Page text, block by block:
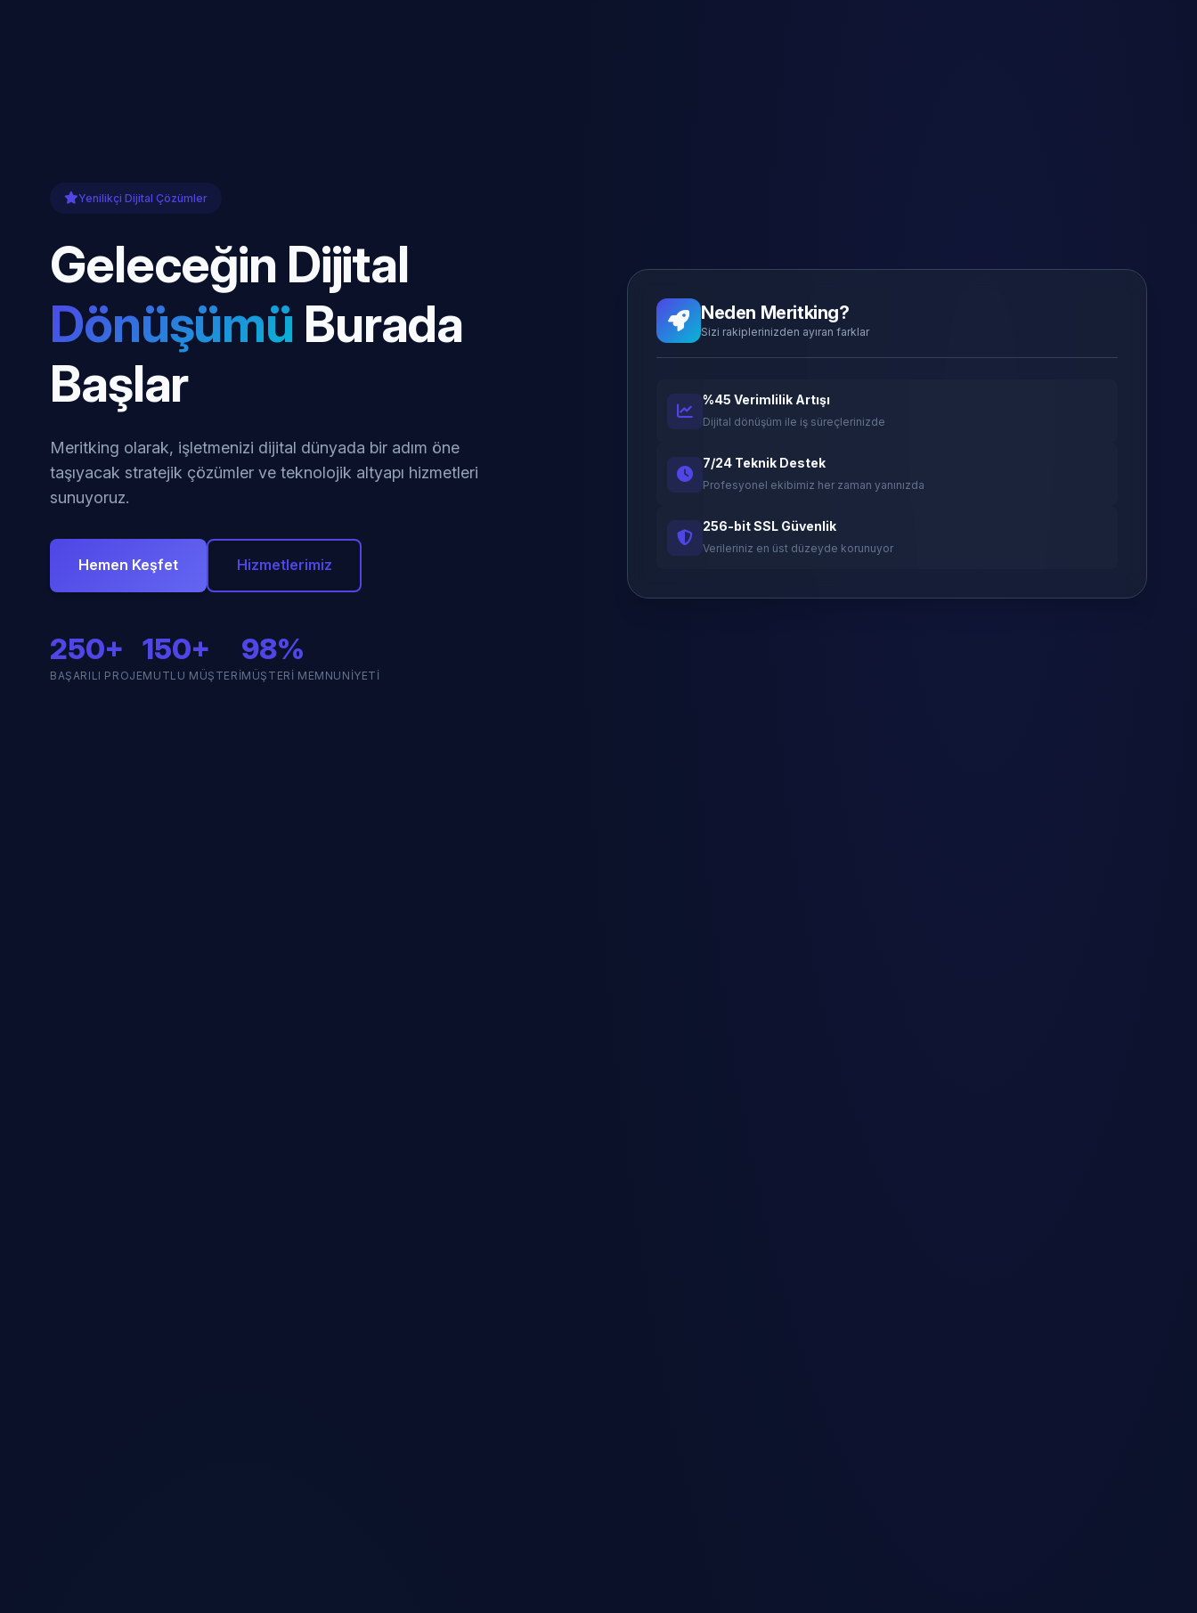
Yenilikçi Dijital Çözümler
Geleceğin Dijital
Dönüşümü Burada
Başlar
Meritking olarak, işletmenizi dijital dünyada bir adım öne
taşıyacak stratejik çözümler ve teknolojik altyapı hizmetleri
sunuyoruz.
Hemen Keşfet Hizmetlerimiz
250+
BAŞARILI PROJE
150+
MUTLU MÜŞTERI
98%
MÜŞTERI MEMNUNIYETI
Neden Meritking?
Sizi rakiplerinizden ayıran farklar
%45 Verimlilik Artışı
Dijital dönüşüm ile iş süreçlerinizde
7/24 Teknik Destek
Profesyonel ekibimiz her zaman yanınızda
256-bit SSL Güvenlik
Verileriniz en üst düzeyde korunuyor